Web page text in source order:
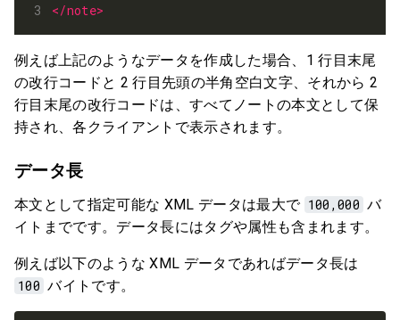
</note>
例えば上記のようなデータを作成した場合、1 行目末尾
の改行コードと 2 行目先頭の半角空白文字、それから 2
行目末尾の改行コードは、すべてノートの本文として保
持され、各クライアントで表示されます。
データ長
本文として指定可能な XML データは最大で 100,000 バ
イトまでです。データ長にはタグや属性も含まれます。
例えば以下のような XML データであればデータ長は
100 バイトです。